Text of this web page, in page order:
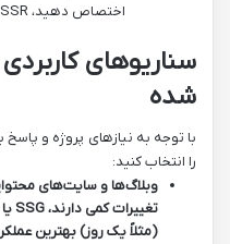
اختصاص دهید، SSR انتخاب خوبی است.
سناریوهای
شده
با توجه به نیازهای پروژه و پاسخ
را انتخاب کنید:
وبلاگ‌ها و سایت‌های
(مثلاً یک روز) بهترین